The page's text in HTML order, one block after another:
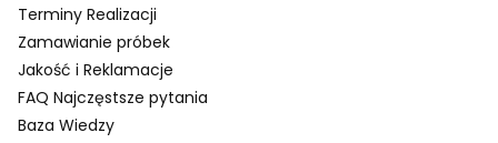
Terminy Realizacji
Zamawianie próbek
Jakość i Reklamacje
FAQ Najczęstsze pytania
Baza Wiedzy